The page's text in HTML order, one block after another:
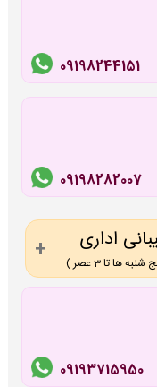
09198244151
09198282007
اداری
09193715950